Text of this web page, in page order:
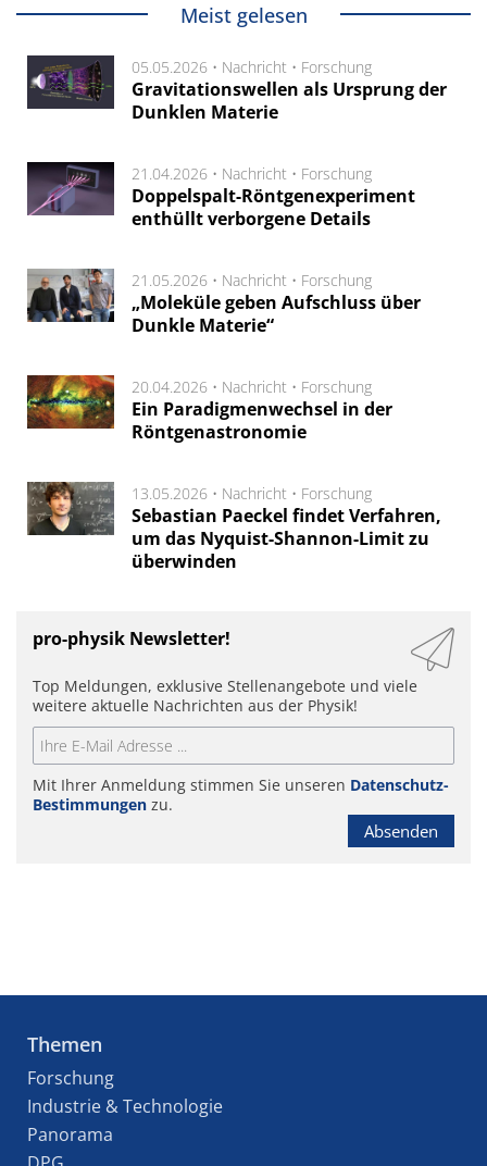
Meist gelesen
05.05.2026 • Nachricht • Forschung
Gravitationswellen als Ursprung der
Dunklen Materie
21.04.2026 • Nachricht • Forschung
Doppelspalt-Röntgenexperiment
enthüllt verborgene Details
21.05.2026 • Nachricht • Forschung
„Moleküle geben Aufschluss über
Dunkle Materie“
20.04.2026 • Nachricht • Forschung
Ein Paradigmenwechsel in der
Röntgenastronomie
13.05.2026 • Nachricht • Forschung
Sebastian Paeckel findet Verfahren,
um das Nyquist-Shannon-Limit zu
überwinden
pro-physik Newsletter!
Top Meldungen, exklusive Stellenangebote und viele
weitere aktuelle Nachrichten aus der Physik!
Mit Ihrer Anmeldung stimmen Sie unseren Datenschutz-
Bestimmungen zu.
Absenden
Themen
Forschung
Industrie & Technologie
Panorama